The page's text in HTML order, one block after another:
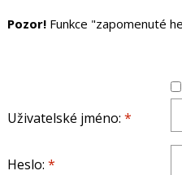
Pozor!Funkce "zapomenuté
Uživatelské jméno: *
Heslo: *